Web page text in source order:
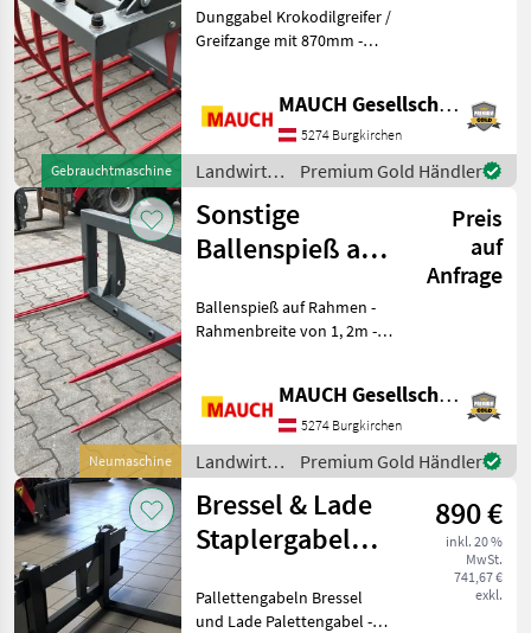
Gebrauchtmaschine
Dunggabel Krokodilgreifer /
Greifzange mit 870mm -
Weidemann, Schäffer, Gehl,
Wacker, Euro,
MAUCH Gesellschaft m.b.H. & Co.KG
5274 Burgkirchen
Landwirtsch.
Motorfahrzeuge
/
Weidemann
Premium Gold Händler
Neumaschine
Sonstige
Ballenspieß auf
Preis
auf
Anfrage
Ballenspieß auf Rahmen -
Rahmenbreite von 1, 2m - 2,
- Euro-Aufnahme Optional
andere Aufnahme möglich,
W
MAUCH Gesellschaft m.b.H. & Co.KG
5274 Burgkirchen
Landwirtsch.
Motorfahrzeuge
/ Sonstige
Premium Gold Händler
Bressel & Lade
Staplergabel
AKTION
890 €
inkl. 20 %
MwSt.
741,67 €
exkl.
Pallettengabeln Bressel
und Lade Palettengabel -